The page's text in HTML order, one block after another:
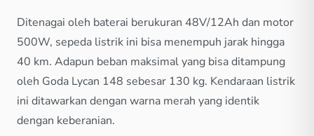
Ditenagai oleh baterai berukuran 48V/12Ah dan motor
500W, sepeda listrik ini bisa menempuh jarak hingga
40 km. Adapun beban maksimal yang bisa ditampung
oleh Goda Lycan 148 sebesar 130 kg. Kendaraan listrik
ini ditawarkan dengan warna merah yang identik
dengan keberanian.